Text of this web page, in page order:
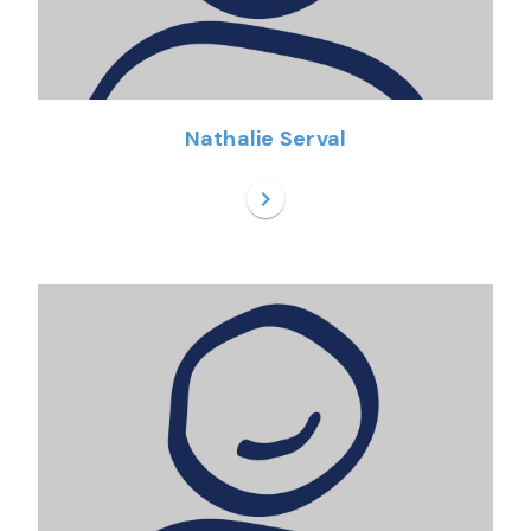
Nathalie Serval
chevron_right